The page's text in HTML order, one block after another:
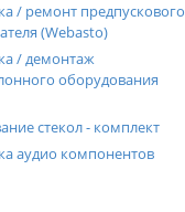
/ ремонт предпускового
(Webasto)
/ демонтаж
оборудования
стекол - комплект
аудио компонентов